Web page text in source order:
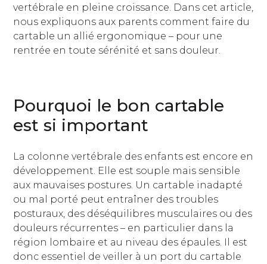
vertébrale en pleine croissance. Dans cet article,
nous expliquons aux parents comment faire du
cartable un allié ergonomique – pour une
rentrée en toute sérénité et sans douleur.
Pourquoi le bon cartable
est si important
La colonne vertébrale des enfants est encore en
développement. Elle est souple mais sensible
aux mauvaises postures. Un cartable inadapté
ou mal porté peut entraîner des troubles
posturaux, des déséquilibres musculaires ou des
douleurs récurrentes – en particulier dans la
région lombaire et au niveau des épaules. Il est
donc essentiel de veiller à un port du cartable